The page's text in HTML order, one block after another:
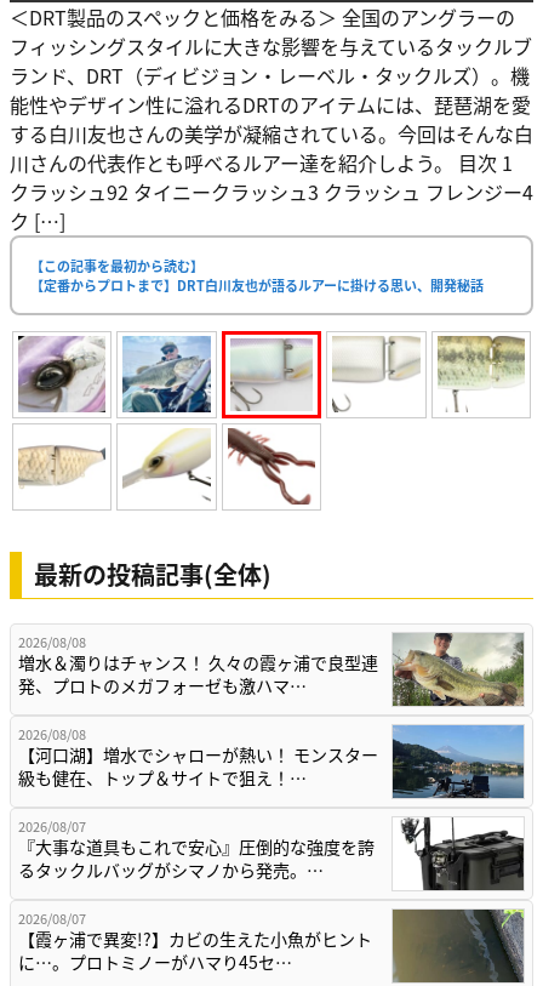
＜DRT製品のスペックと価格をみる＞ 全国のアングラーの
フィッシングスタイルに大きな影響を与えているタックルブ
ランド、DRT（ディビジョン・レーベル・タックルズ）。機
能性やデザイン性に溢れるDRTのアイテムには、琵琶湖を愛
する白川友也さんの美学が凝縮されている。今回はそんな白
川さんの代表作とも呼べるルアー達を紹介しよう。 目次 1
クラッシュ92 タイニークラッシュ3 クラッシュ フレンジー4
ク […]
【この記事を最初から読む】
【定番からプロトまで】DRT白川友也が語るルアーに掛ける思い、開発秘話
最新の投稿記事(全体)
2026/08/08
増水＆濁りはチャンス！ 久々の霞ヶ浦で良型連
発、プロトのメガフォーゼも激ハマ…
2026/08/08
【河口湖】増水でシャローが熱い！ モンスター
級も健在、トップ＆サイトで狙え！…
2026/08/07
『大事な道具もこれで安心』圧倒的な強度を誇
るタックルバッグがシマノから発売。…
2026/08/07
【霞ヶ浦で異変!?】カビの生えた小魚がヒント
に…。プロトミノーがハマり45セ…